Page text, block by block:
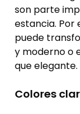
son parte
estancia. Por
puede
y moderno o
que elegante.
Colores